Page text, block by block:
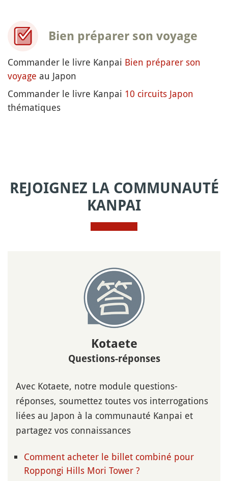
Bien préparer son voyage
Commander le livre Kanpai Bien préparer son
voyage au Japon
Commander le livre Kanpai 10 circuits Japon
thématiques
REJOIGNEZ LA COMMUNAUTÉ
KANPAI
Kotaete
Questions-réponses
Avec Kotaete, notre module questions-
réponses, soumettez toutes vos interrogations
liées au Japon à la communauté Kanpai et
partagez vos connaissances
Comment acheter le billet combiné pour
Roppongi Hills Mori Tower ?